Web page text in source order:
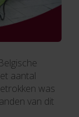
aantal
was
van dit